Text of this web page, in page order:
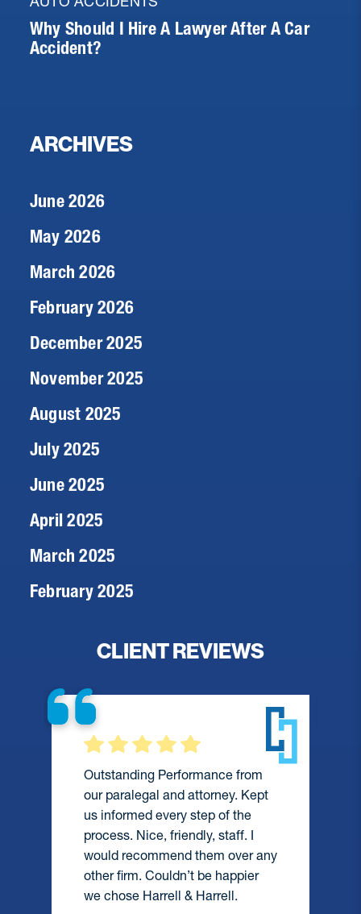
Why Should I Hire A Lawyer After A Car
Accident?
ARCHIVES
June 2026
May 2026
March 2026
February 2026
December 2025
November 2025
August 2025
July 2025
June 2025
April 2025
March 2025
February 2025
CLIENT REVIEWS
Outstanding Performance from
our paralegal and attorney. Kept
us informed every step of the
process. Nice, friendly, staff. I
would recommend them over any
other firm. Couldn’t be happier
we chose Harrell & Harrell.